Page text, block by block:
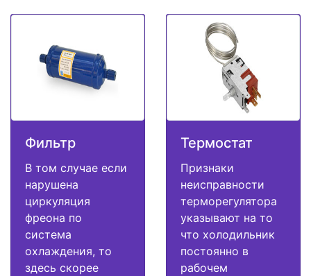
Фильтр
В том случае если
нарушена
циркуляция
фреона по
система
охлаждения, то
здесь скорее
Термостат
Признаки
неисправности
терморегулятора
указывают на то
что холодильник
постоянно в
рабочем